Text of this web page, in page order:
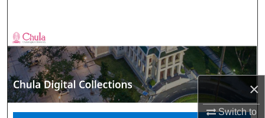
×
Switch to
Browse Collections
My Account
About